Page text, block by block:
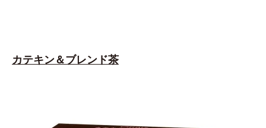
カテキン＆ブレンド茶